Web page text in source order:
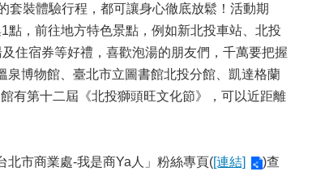
套裝體驗行程，都可讓身心徹底放鬆！活動期
，前往地方特色景點，例如新北投車站、北投
住宿券等好禮，喜歡泡湯的朋友們，千萬要把握
博物館、臺北市立圖書館北投分館、凱達格蘭
有第十二屆《北投獅頭旺文化節》，可以近距離
北市商業處-我是商Ya人」粉絲專頁([連結]
)查